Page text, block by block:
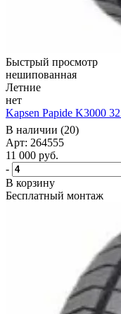
Быстрый просмотр
нешипованная
Летние
нет
Kapsen Papide K3000
В наличии (20)
Арт: 264555
11 000 руб.
-
В корзину
Бесплатный монтаж